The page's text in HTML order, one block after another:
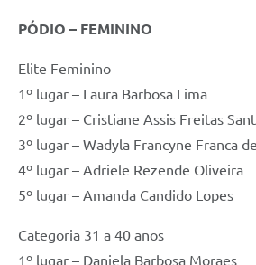
PÓDIO – FEMININO
Elite Feminino
1º lugar – Laura Barbosa Lima
2º lugar – Cristiane Assis Freitas
3º lugar – Wadyla Francyne Franca
4º lugar – Adriele Rezende Oliveira
5º lugar – Amanda Candido Lopes
Categoria 31 a 40 anos
1º lugar – Daniela Barbosa Moraes